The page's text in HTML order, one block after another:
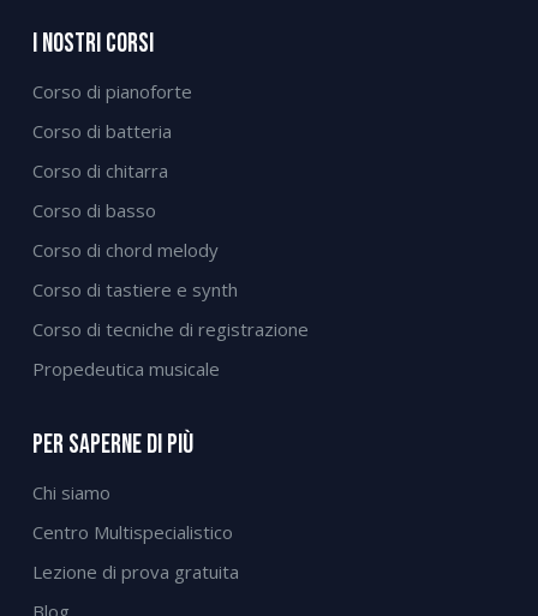
I Nostri Corsi
Corso di pianoforte
Corso di batteria
Corso di chitarra
Corso di basso
Corso di chord melody
Corso di tastiere e synth
Corso di tecniche di registrazione
Propedeutica musicale
Per Saperne Di Più
Chi siamo
Centro Multispecialistico
Lezione di prova gratuita
Blog